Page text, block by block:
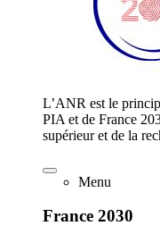
L’ANR est le
PIA et de France
supérieur et de la
Menu
France 2030